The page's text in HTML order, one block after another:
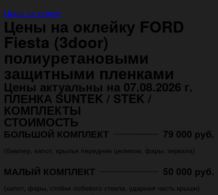
Цены на услуги
Цены на оклейку FORD
Fiesta (3door)
полиуретановыми
защитными пленками
Цены актуальны на 07.08.2026 г.
ПЛЕНКА SUNTEK / STEK /
КОМПЛЕКТЫ
СТОИМОСТЬ
БОЛЬШОЙ КОМПЛЕКТ 79 000 руб.
(бампер, капот, крылья передние целиком, фары, зеркала)
МАЛЫЙ КОМПЛЕКТ 50 000 руб.
(капот, фары, стойки лобового стекла, ударная часть крыши)